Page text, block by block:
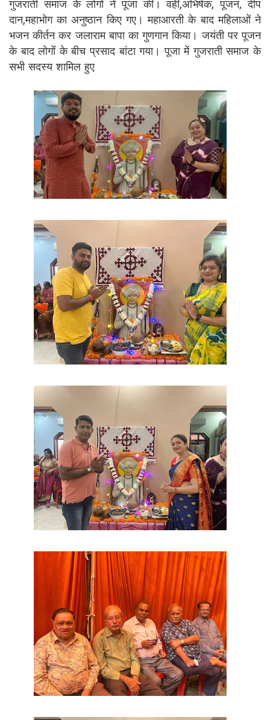
गुजराती समाज के लोगों ने पूजा की। वहीं,अभिषेक, पूजन, दीप
दान,महाभोग का अनुष्ठान किए गए। महाआरती के बाद महिलाओं ने
भजन कीर्तन कर जलाराम बापा का गुणगान किया। जयंती पर पूजन
के बाद लोगोंं के बीच प्रसाद बांटा गया। पूजा में गुजराती समाज के
सभी सदस्य शामिल हुए